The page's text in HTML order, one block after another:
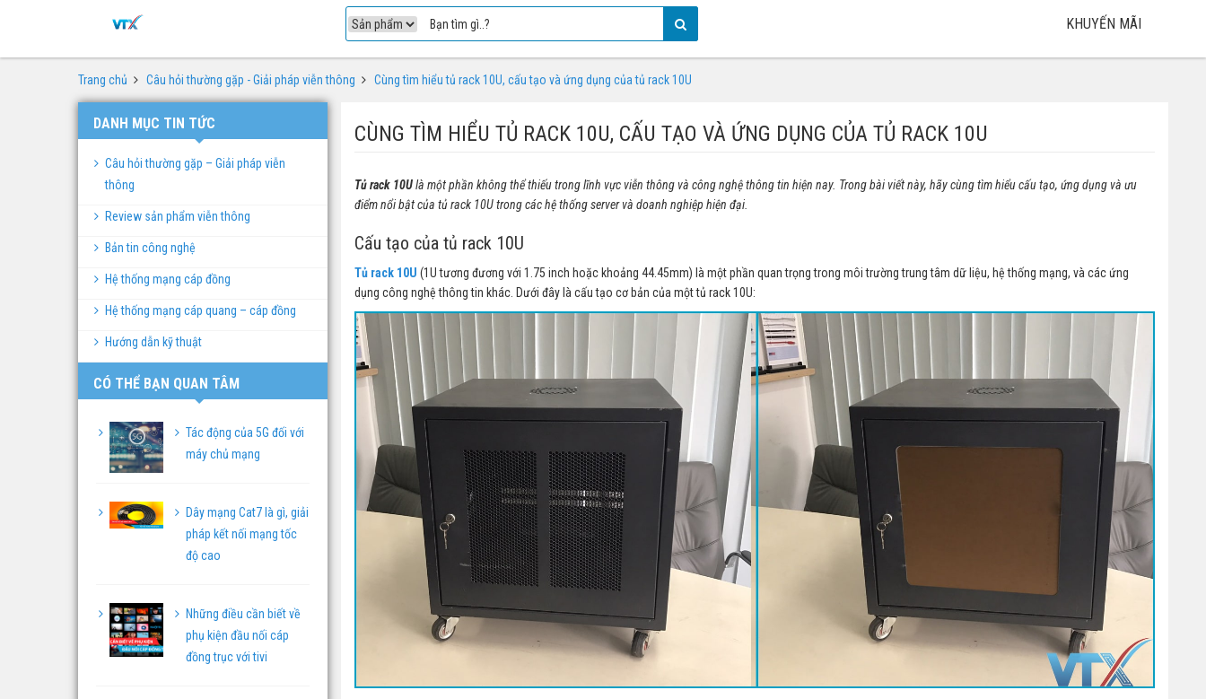
KHUYẾN MÃI
Trang chủ Câu hỏi thường gặp - Giải pháp viễn thông Cùng tìm hiểu tủ rack 10U, cấu tạo và ứng dụng của tủ rack 10U
CÙNG TÌM HIỂU TỦ RACK 10U, CẤU TẠO VÀ ỨNG DỤNG CỦA TỦ RACK 10U
Tủ rack 10Ulà một phần không thể thiếu trong lĩnh vực viễn thông và công nghệ thông tin hiện nay. Trong bài viết này, hãy cùng tìm hiểu cấu tạo, ứng dụng và ưu
điểm nổi bật của tủ rack 10U trong các hệ thống server và doanh nghiệp hiện đại.
Cấu tạo của tủ rack 10U
Tủ rack 10U (1U tương đương với 1.75 inch hoặc khoảng 44.45mm) là một phần quan trọng trong môi trường trung tâm dữ liệu, hệ thống mạng, và các ứng
dụng công nghệ thông tin khác. Dưới đây là cấu tạo cơ bản của một tủ rack 10U:
DANH MỤC TIN TỨC
Câu hỏi thường gặp – Giải pháp viễn
thông
Review sản phẩm viễn thông
Bản tin công nghệ
Hệ thống mạng cáp đồng
Hệ thống mạng cáp quang – cáp đồng
Hướng dẫn kỹ thuật
CÓ THỂ BẠN QUAN TÂM
Tác động của 5G đối với
máy chủ mạng
Dây mạng Cat7 là gì, giải
pháp kết nối mạng tốc
độ cao
Những điều cần biết về
phụ kiện đầu nối cáp
đồng trục với tivi